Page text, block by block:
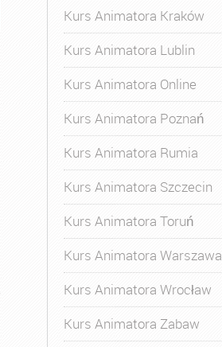
Kurs Animatora Kraków
Kurs Animatora Lublin
Kurs Animatora Online
Kurs Animatora Poznań
Kurs Animatora Rumia
Kurs Animatora Szczecin
Kurs Animatora Toruń
Kurs Animatora Warszawa
Kurs Animatora Wrocław
Kurs Animatora Zabaw